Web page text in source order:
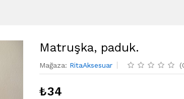
Matruşka, paduk.
Mağaza: RitaAksesuar (
₺34